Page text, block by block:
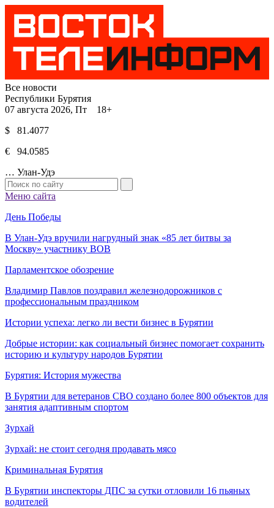
Все новости
Республики Бурятия
07 августа 2026, Пт 18+
$ 81.4077
€ 94.0585
… Улан-Удэ
Меню сайта
День Победы
В Улан-Удэ вручили нагрудный знак «85 лет битвы за
Москву» участнику ВОВ
Парламентское обозрение
Владимир Павлов поздравил железнодорожников с
профессиональным праздником
Истории успеха: легко ли вести бизнес в Бурятии
Добрые истории: как социальный бизнес помогает сохранить
историю и культуру народов Бурятии
Бурятия: История мужества
В Бурятии для ветеранов СВО создано более 800 объектов для
занятия адаптивным спортом
Зурхай
Зурхай: не стоит сегодня продавать мясо
Криминальная Бурятия
В Бурятии инспекторы ДПС за сутки отловили 16 пьяных
водителей